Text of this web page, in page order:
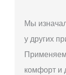
Мы
у других
комфорт и